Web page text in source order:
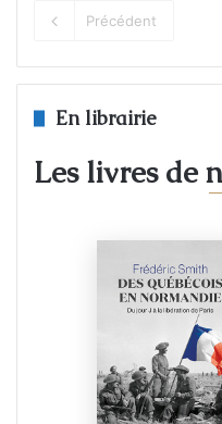
Précédent
En librairie
Les livres de